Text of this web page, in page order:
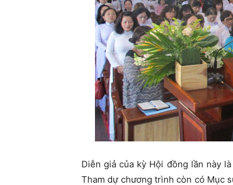
Diễn giả của kỳ Hội đồng lần này
Tham dự chương trình còn có Mục